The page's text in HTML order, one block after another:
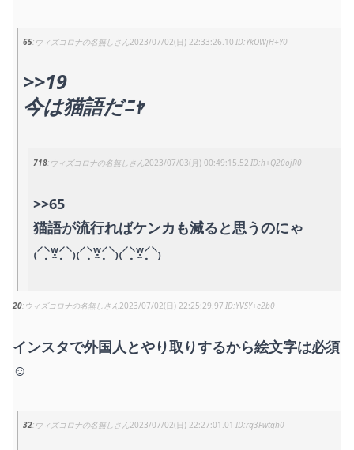
65 ウィズコロナの名無しさん2023/07/02(日) 22:33:26.10 YkOWjH+Y0
>>19
今は猫語だﾆｬ
718 ウィズコロナの名無しさん2023/07/03(月) 00:49:15.52 h+Q20ojR0
>>65
猫語が流行ればケンカも減ると思うのにゃ
₍⸍⸌̣ʷ̣̫⸍̣⸌₎₍⸍⸌̣ʷ̣̫⸍̣⸌₎₍⸍⸌̣ʷ̣̫⸍̣⸌₎
20 ウィズコロナの名無しさん2023/07/02(日) 22:25:29.97 YVSY+e2b0
インスタで外国人とやり取りするから絵文字は必須
☺
32 ウィズコロナの名無しさん2023/07/02(日) 22:27:01.01 rq3Fwtqh0